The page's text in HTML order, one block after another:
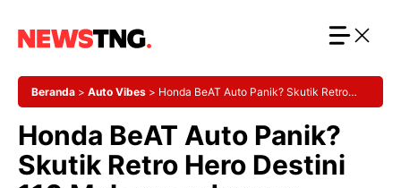
Beranda > Auto Vibes > Honda BeAT Auto Panik? Skutik Retro
Kece Badai!
Honda BeAT Auto Panik?
Skutik Retro Hero Destini